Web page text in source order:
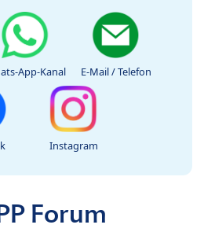
App-Kanal E-Mail / Telefon
Instagram
Forum